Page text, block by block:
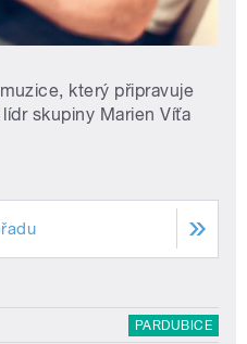
který připravuje
skupiny Marien Víťa
PARDUBICE